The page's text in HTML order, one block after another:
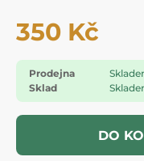
350 Kč
Prodejna
Sklad
DO